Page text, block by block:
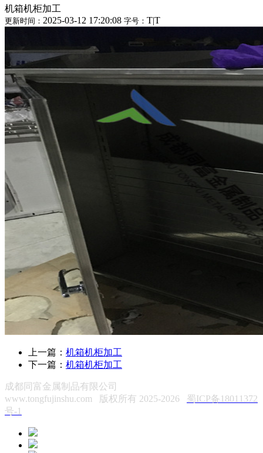
机箱机柜加工
更新时间： 2025-03-12 17:20:08 字号： T|T
上一篇： 机箱机柜加工
下一篇： 机箱机柜加工
成都同富金属制品有限公司
www.tongfujinshu.com 版权所有 2025-2026
蜀ICP备18011372
号-1